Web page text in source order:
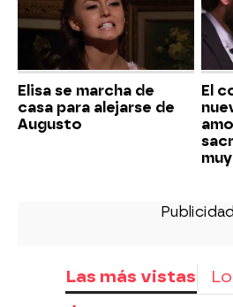
Elisa se marcha de
casa para alejarse de
Augusto
El
Las más vistas